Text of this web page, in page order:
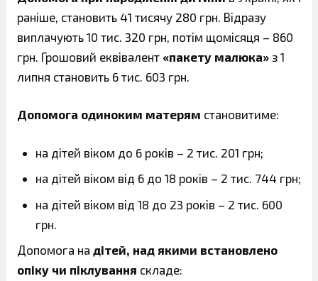
раніше, становить 41 тисячу 280 грн. Відразу
виплачують 10 тис. 320 грн, потім щомісяця – 860
грн. Грошовий еквівалент «пакету малюка» з 1
липня становить 6 тис. 603 грн.
Допомога одиноким матерям становитиме:
на дітей віком до 6 років – 2 тис. 201 грн;
на дітей віком від 6 до 18 років – 2 тис. 744 грн;
на дітей віком від 18 до 23 років – 2 тис. 600
грн.
Допомога на дітей, над якими встановлено
опіку чи піклування складе: